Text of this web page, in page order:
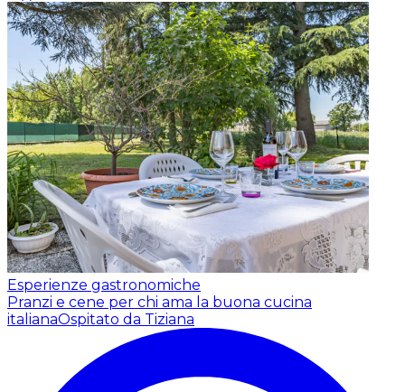
Esperienze gastronomiche
Pranzi e cene per chi ama la buona cucina
italianaOspitato da Tiziana